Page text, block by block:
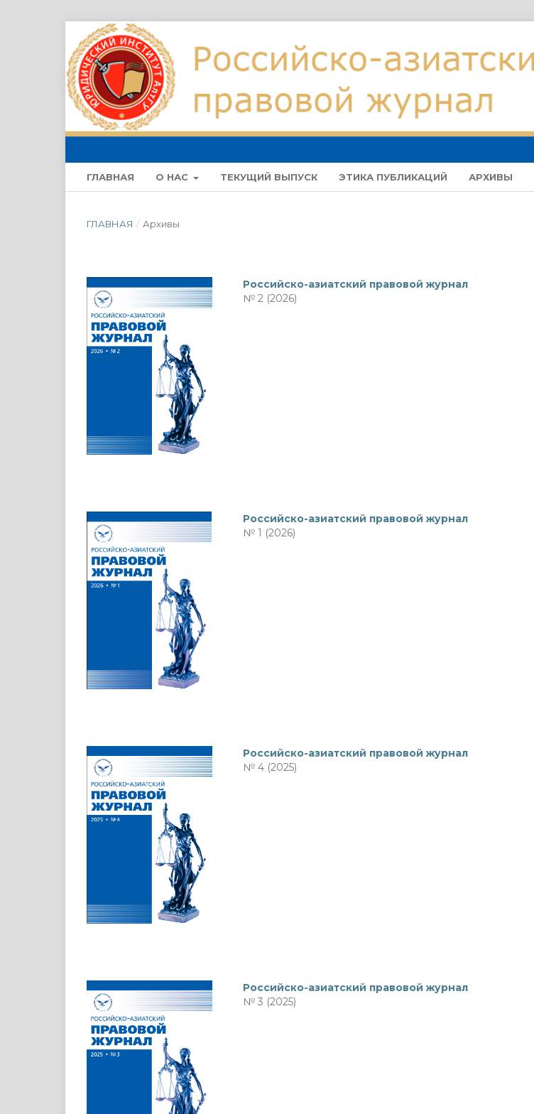
ГЛАВНАЯ О НАС ТЕКУЩИЙ ВЫПУСК ЭТИКА ПУБЛИКАЦИЙ АРХИВЫ
ГЛАВНАЯ / Архивы
Российско-азиатский правовой журнал
№ 2 (2026)
Российско-азиатский правовой журнал
№ 1 (2026)
Российско-азиатский правовой журнал
№ 4 (2025)
Российско-азиатский правовой журнал
№ 3 (2025)